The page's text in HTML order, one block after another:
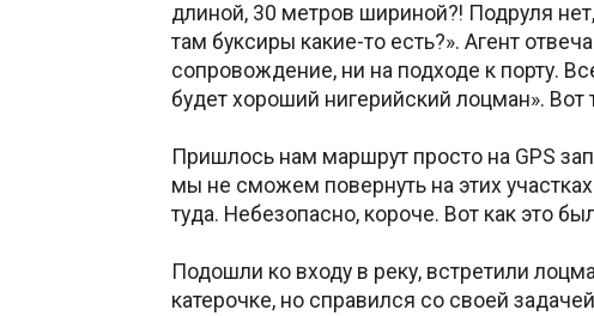
длиной, 30 метров шириной?! Подруля
там буксиры какие-то есть?». Агент
сопровождение, ни на подходе к порту.
будет хороший нигерийский лоцман». Вот
Пришлось нам маршрут просто на GPS
мы не сможем повернуть на этих
туда. Небезопасно, короче. Вот как это
Подошли ко входу в реку, встретили
катерочке, но справился со своей